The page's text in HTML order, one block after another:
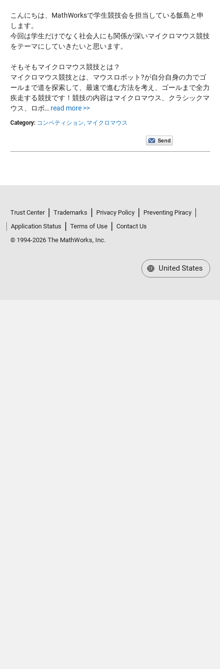
こんにちは、MathWorksで学生競技会を担当している飯島と申
します。
今回は学生だけでなく社会人にも関係が深いマイクロマウス競技
をテーマにしていきたいと思います。
そもそもマイクロマウス競技とは？
マイクロマウス競技とは、マウスロボット?が自分自身の力でゴ
ールまで道を探索して、最速で進む方法を考え、ゴールまで全力
疾走する競技です！競技の内容はマイクロマウス、クラシックマ
ウス、ロボ… read more >>
Category: コンペティション, マイクロマウス
Trust Center Trademarks Privacy Policy
Preventing Piracy
Application Status
Terms of Use
Contact Us
© 1994-2026 The MathWorks, Inc.
United States